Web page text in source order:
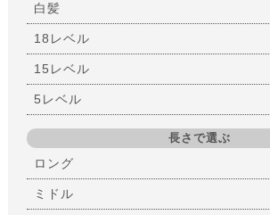
白髪
18レベル
15レベル
5レベル
長さで選ぶ
ロング
ミドル